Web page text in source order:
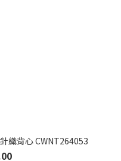
織背心 CWNT264053